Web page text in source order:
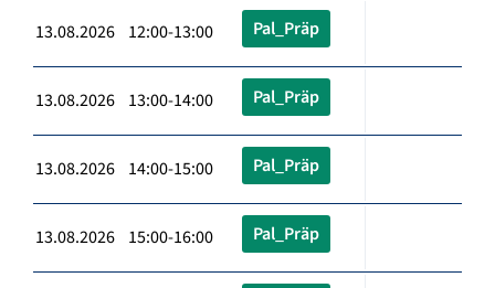
13.08.2026 12:00-13:00 Pal_Präp
13.08.2026 13:00-14:00 Pal_Präp
13.08.2026 14:00-15:00 Pal_Präp
13.08.2026 15:00-16:00 Pal_Präp